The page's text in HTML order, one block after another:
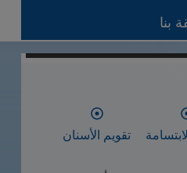
بنا
0 0
الحفاظ على الخصوبة